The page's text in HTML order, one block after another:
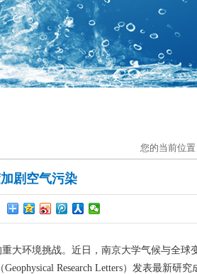
您的当前位置
剧空气污染
大环境挑战。近日，南京大学气候与全球
Research Letters）发表最新研